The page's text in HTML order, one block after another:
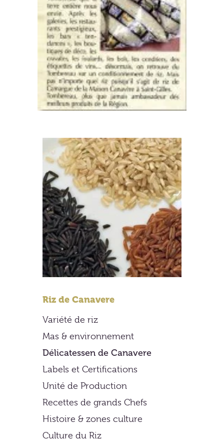
Riz de Canavere
Variété de riz
Mas & environnement
Délicatessen de Canavere
Labels et Certifications
Unité de Production
Recettes de grands Chefs
Histoire & zones culture
Culture du Riz